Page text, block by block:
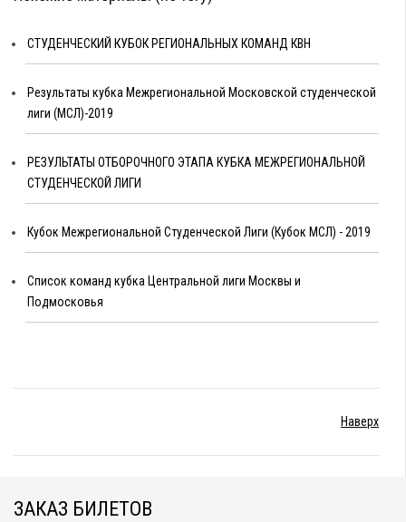
СТУДЕНЧЕСКИЙ КУБОК РЕГИОНАЛЬНЫХ КОМАНД КВН
Результаты кубка Межрегиональной Московской студенческой
лиги (МСЛ)-2019
РЕЗУЛЬТАТЫ ОТБОРОЧНОГО ЭТАПА КУБКА МЕЖРЕГИОНАЛЬНОЙ
СТУДЕНЧЕСКОЙ ЛИГИ
Кубок Межрегиональной Студенческой Лиги (Кубок МСЛ) - 2019
Cписок команд кубка Центральной лиги Москвы и
Подмосковья
Наверх
ЗАКАЗ БИЛЕТОВ